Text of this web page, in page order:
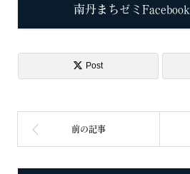
南丹まちゼミFacebook
Post